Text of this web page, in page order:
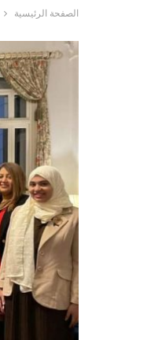
الصفحة الرئيسية